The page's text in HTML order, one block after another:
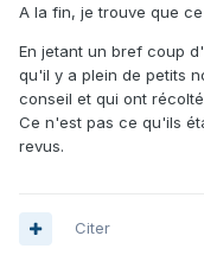
A la fin, je trouve que
En jetant un bref coup
qu'il y a plein de petits
conseil et qui ont
Ce n'est pas ce qu'ils
revus.
Citer